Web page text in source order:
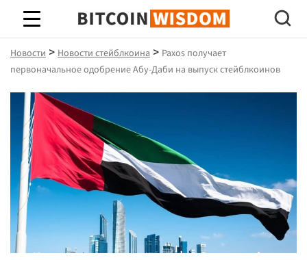
Биткойн Мудрость
Новости > Новости стейблкоина > Paxos получает
первоначальное одобрение Абу-Даби на выпуск стейблкоинов